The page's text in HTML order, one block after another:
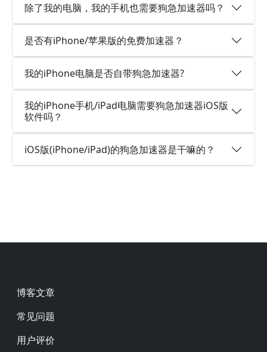
除了我的电脑，我的手机也需要狗急加速器吗？
是否有iPhone/苹果版的免费加速器？
我的iPhone电脑是否自带狗急加速器?
我的iPhone手机/iPad电脑需要狗急加速器iOS版
软件吗？
iOS版(iPhone/iPad)的狗急加速器是干嘛的？
Footer
博客文章
常见问题
用户评价